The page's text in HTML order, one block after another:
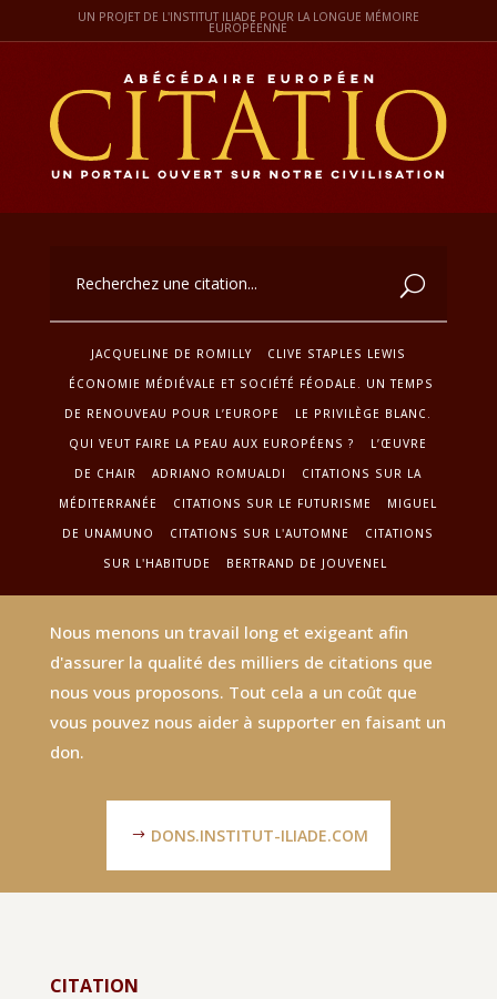
UN PROJET DE L'INSTITUT ILIADE POUR LA LONGUE MÉMOIRE
EUROPÉENNE
JACQUELINE DE ROMILLY
CLIVE STAPLES LEWIS
ÉCONOMIE MÉDIÉVALE ET SOCIÉTÉ FÉODALE. UN TEMPS
DE RENOUVEAU POUR L’EUROPE
LE PRIVILÈGE BLANC.
QUI VEUT FAIRE LA PEAU AUX EUROPÉENS ?
L’ŒUVRE
DE CHAIR
ADRIANO ROMUALDI
CITATIONS SUR LA
MÉDITERRANÉE
CITATIONS SUR LE FUTURISME
MIGUEL
DE UNAMUNO
CITATIONS SUR L'AUTOMNE
CITATIONS
SUR L'HABITUDE
BERTRAND DE JOUVENEL
Nous menons un travail long et exigeant afin
d'assurer la qualité des milliers de citations que
nous vous proposons. Tout cela a un coût que
vous pouvez nous aider à supporter en faisant un
don.
DONS.INSTITUT-ILIADE.COM
CITATION